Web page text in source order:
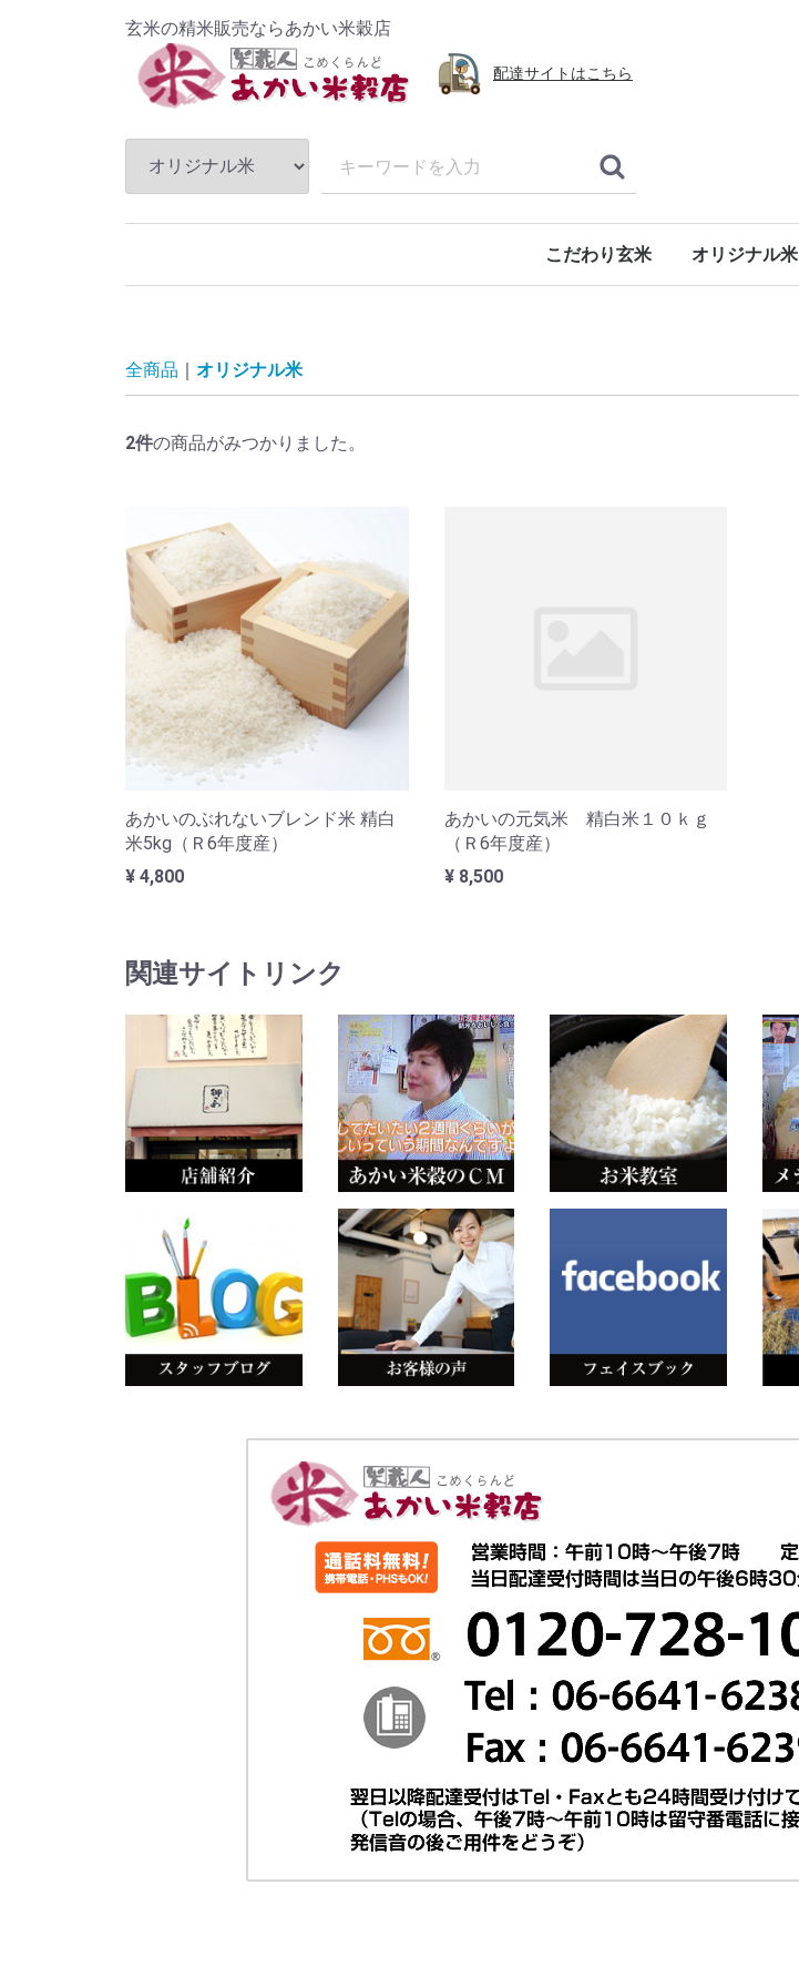
玄米の精米販売ならあかい米穀店
配達サイトはこちら
こだわり玄米 オリジナル米
全商品 オリジナル米
2件の商品がみつかりました。
あかいのぶれないブレンド米 精白
米5kg（Ｒ6年度産）
¥ 4,800
あかいの元気米 精白米１０ｋｇ
（Ｒ6年度産）
¥ 8,500
関連サイトリンク